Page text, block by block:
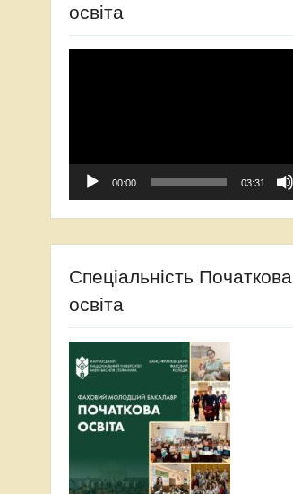
освіта
00:00 03:31
Спеціальність Початкова
освіта